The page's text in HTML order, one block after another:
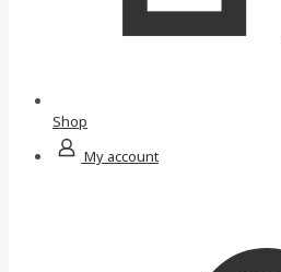
Shop
My account